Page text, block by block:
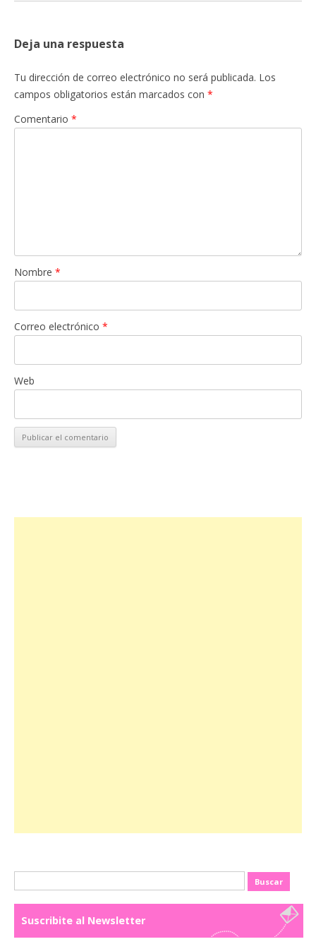
Deja una respuesta
Tu dirección de correo electrónico no será publicada. Los
campos obligatorios están marcados con *
Comentario *
Nombre *
Correo electrónico *
Web
Suscribite al Newsletter